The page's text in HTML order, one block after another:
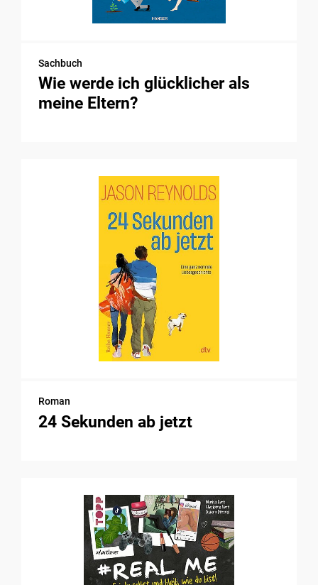
Sachbuch
Wie werde ich glücklicher als
meine Eltern?
Roman
24 Sekunden ab jetzt